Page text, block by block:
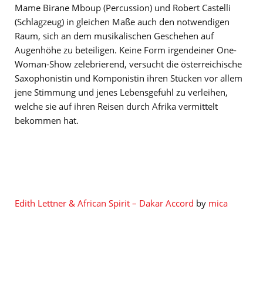
Mame Birane Mboup (Percussion) und Robert Castelli
(Schlagzeug) in gleichen Maße auch den notwendigen
Raum, sich an dem musikalischen Geschehen auf
Augenhöhe zu beteiligen. Keine Form irgendeiner One-
Woman-Show zelebrierend, versucht die österreichische
Saxophonistin und Komponistin ihren Stücken vor allem
jene Stimmung und jenes Lebensgefühl zu verleihen,
welche sie auf ihren Reisen durch Afrika vermittelt
bekommen hat.
Edith Lettner & African Spirit – Dakar Accord by mica